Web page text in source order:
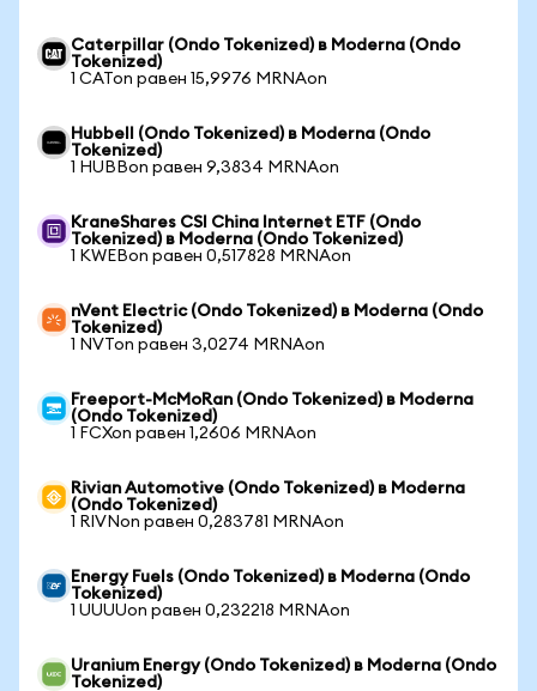
Caterpillar (Ondo Tokenized) в Moderna (Ondo
Tokenized)
1 CATon равен 15,9976 MRNAon
Hubbell (Ondo Tokenized) в Moderna (Ondo
Tokenized)
1 HUBBon равен 9,3834 MRNAon
KraneShares CSI China Internet ETF (Ondo
Tokenized) в Moderna (Ondo Tokenized)
1 KWEBon равен 0,517828 MRNAon
nVent Electric (Ondo Tokenized) в Moderna (Ondo
Tokenized)
1 NVTon равен 3,0274 MRNAon
Freeport-McMoRan (Ondo Tokenized) в Moderna
(Ondo Tokenized)
1 FCXon равен 1,2606 MRNAon
Rivian Automotive (Ondo Tokenized) в Moderna
(Ondo Tokenized)
1 RIVNon равен 0,283781 MRNAon
Energy Fuels (Ondo Tokenized) в Moderna (Ondo
Tokenized)
1 UUUUon равен 0,232218 MRNAon
Uranium Energy (Ondo Tokenized) в Moderna (Ondo
Tokenized)